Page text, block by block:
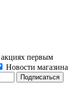
акциях первым
Новости магазина